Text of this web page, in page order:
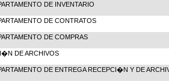
DE INVENTARIO
DE CONTRATOS
DE COMPRAS
DE ARCHIVOS
DE ENTREGA RECEPCI�N Y DE